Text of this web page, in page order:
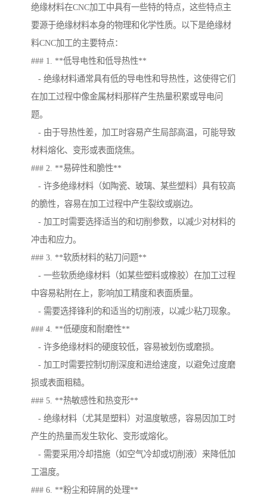
绝缘材料在CNC加工中具有一些特的特点，这些特点主
要源于绝缘材料本身的物理和化学性质。以下是绝缘材
料CNC加工的主要特点：
### 1. **低导电性和低导热性**
- 绝缘材料通常具有低的导电性和导热性，这使得它们
在加工过程中像金属材料那样产生热量积累或导电问
题。
- 由于导热性差，加工时容易产生局部高温，可能导致
材料熔化、变形或表面烧焦。
### 2. **易碎性和脆性**
- 许多绝缘材料（如陶瓷、玻璃、某些塑料）具有较高
的脆性，容易在加工过程中产生裂纹或崩边。
- 加工时需要选择适当的和切削参数，以减少对材料的
冲击和应力。
### 3. **软质材料的粘刀问题**
- 一些软质绝缘材料（如某些塑料或橡胶）在加工过程
中容易粘附在上，影响加工精度和表面质量。
- 需要选择锋利的和适当的切削液，以减少粘刀现象。
### 4. **低硬度和耐磨性**
- 许多绝缘材料的硬度较低，容易被划伤或磨损。
- 加工时需要控制切削深度和进给速度，以避免过度磨
损或表面粗糙。
### 5. **热敏感性和热变形**
- 绝缘材料（尤其是塑料）对温度敏感，容易因加工时
产生的热量而发生软化、变形或熔化。
- 需要采用冷却措施（如空气冷却或切削液）来降低加
工温度。
### 6. **粉尘和碎屑的处理**